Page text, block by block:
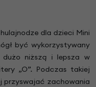
dla dzieci Mini
być wykorzystywany
dużo niższą i lepsza w
„O”. Podczas takiej
przyswajać zachowania